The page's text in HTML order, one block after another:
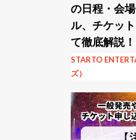
の日程・会
ル、チケッ
て徹底解説！
STARTO
ズ）